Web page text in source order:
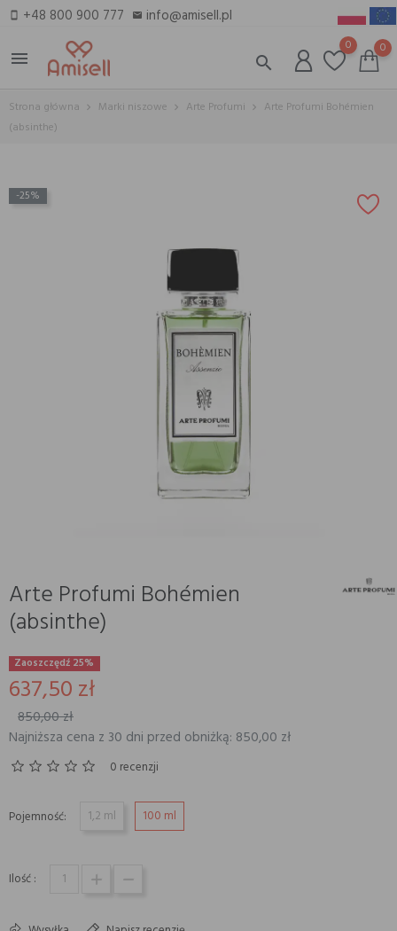
smartphone +48 800 900 777 email info@amisell.pl
menu
search
0 0
Strona główna Marki niszowe Arte Profumi
Arte Profumi Bohémien
(absinthe)
-25%
Arte Profumi Bohémien
(absinthe)
Zaoszczędź 25%
637,50 zł
850,00 zł
Najniższa cena z 30 dni przed obniżką: 850,00 zł
0 recenzji
Pojemność: 1,2 ml 100 ml
Ilość :